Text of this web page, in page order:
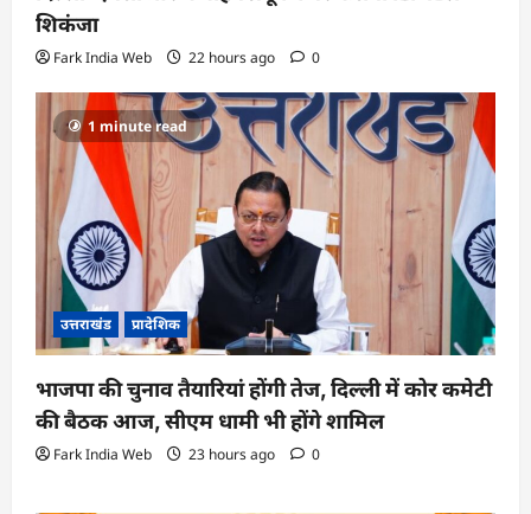
शिकंजा
Fark India Web 22 hours ago 0
1 minute read
उत्तराखंड प्रादेशिक
भाजपा की चुनाव तैयारियां होंगी तेज, दिल्ली में कोर कमेटी
की बैठक आज, सीएम धामी भी होंगे शामिल
Fark India Web 23 hours ago 0